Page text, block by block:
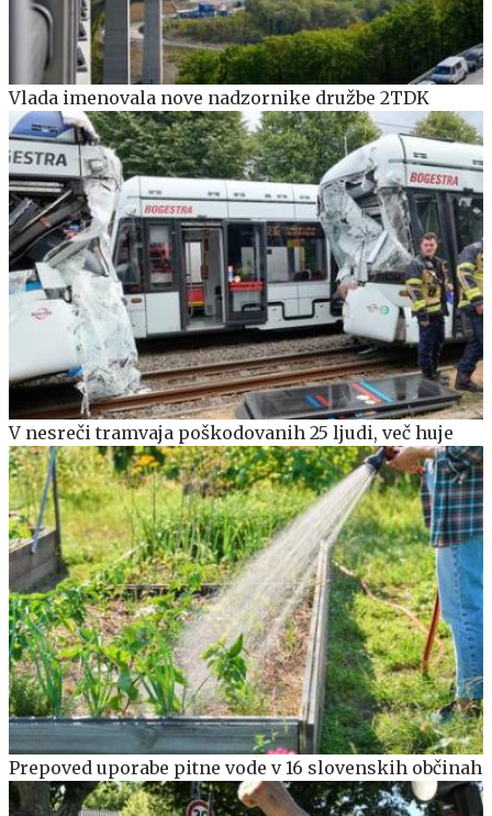
Vlada imenovala nove nadzornike družbe 2TDK
V nesreči tramvaja poškodovanih 25 ljudi, več huje
Prepoved uporabe pitne vode v 16 slovenskih občinah